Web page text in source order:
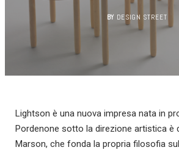
BY DESIGN STREET
Lightson è una nuova impresa nata in
Pordenone sotto la direzione artistica è
Marson, che fonda la propria filosofia